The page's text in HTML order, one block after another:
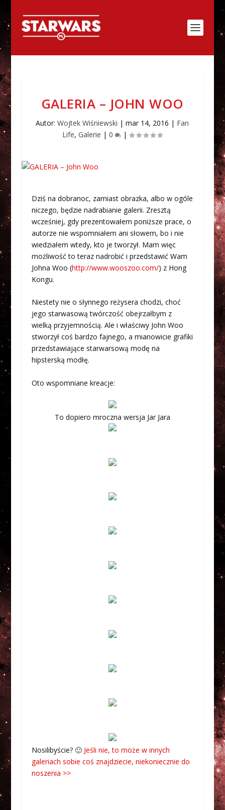
GALERIA – JOHN WOO
Autor:Wojtek Wiśniewski |mar 14, 2016 | Fan
Life,Galerie |0 |
Dziś na dobranoc, zamiast obrazka, albo w ogóle
niczego, będzie nadrabianie galerii. Zresztą
wcześniej, gdy prezentowałem poniższe prace, o
autorze nie wspomniałem ani słowem, bo i nie
wiedziałem wtedy, kto je tworzył. Mam więc
możliwość to teraz nadrobić i przedstawić Wam
Johna Woo (http://www.wooszoo.com/) z Hong
Kongu.
Niestety nie o słynnego reżysera chodzi, choć
jego starwasową twórczość obejrzałbym z
wielką przyjemnością. Ale i właściwy John Woo
stworzył coś bardzo fajnego, a mianowicie grafiki
przedstawiające starwarsową modę na
hipsterską modłę.
Oto wspomniane kreacje:
To dopiero mroczna wersja Jar Jara
Nosilibyście? 🙂 Jeśli nie, to może w innych
galeriach sobie coś znajdziecie, niekoniecznie do
noszenia >>